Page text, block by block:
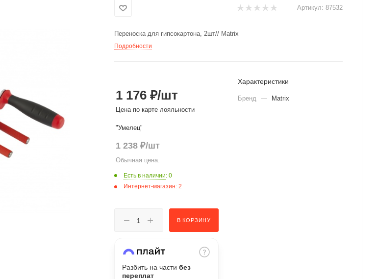
Артикул: 87532
Переноска для гипсокартона, 2шт// Matrix
Подробности
1 176 ₽/шт
Цена по карте лояльности
"Умелец"
1 238₽/шт
Обычная цена.
Есть в наличии: 0
Интернет-магазин: 2
В КОРЗИНУ
Разбить на части без
переплат
Характеристики
Бренд — Matrix
товары